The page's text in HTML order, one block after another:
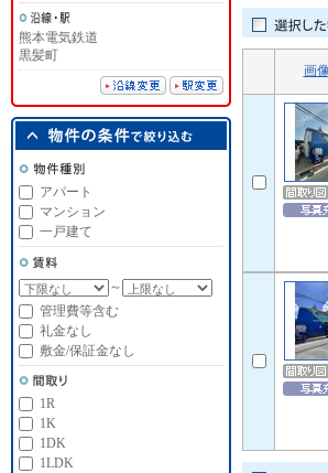
画
熊本電気鉄道
黒髪町
アパート
マンション
一戸建て
～
管理費等含む
礼金なし
敷金/保証金なし
1R
1K
1DK
1LDK